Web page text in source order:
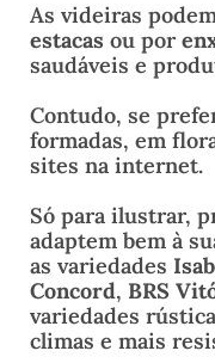
As videiras
estacas ou por
saudáveis e
Contudo, se
formadas, em
sites na internet.
Só para ilustrar,
adaptem bem à
as variedades
Concord, BRS
variedades
climas e mais